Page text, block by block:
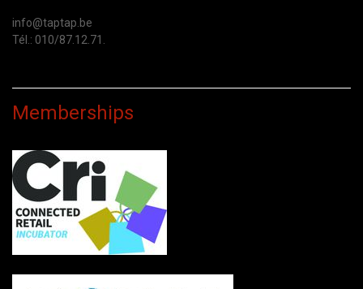
info@taptap.be
Tél.: 010/87.12.71.
Memberships